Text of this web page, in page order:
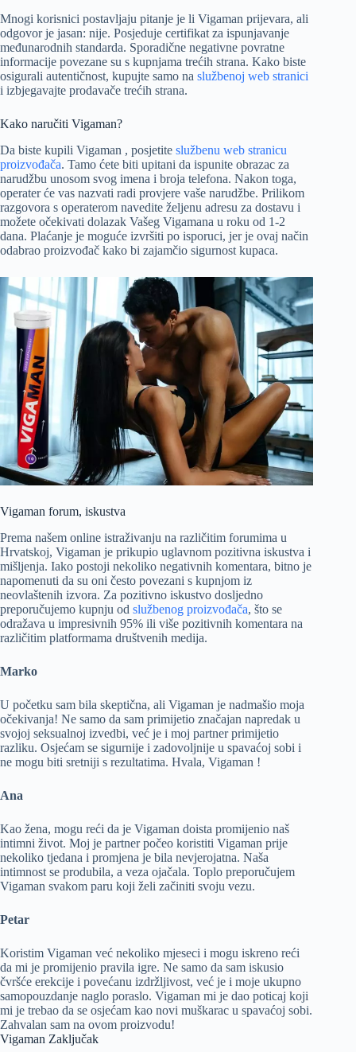
Mnogi korisnici postavljaju pitanje je li Vigaman prijevara, ali
odgovor je jasan: nije. Posjeduje certifikat za ispunjavanje
međunarodnih standarda. Sporadične negativne povratne
informacije povezane su s kupnjama trećih strana. Kako biste
osigurali autentičnost, kupujte samo na službenoj web stranici
i izbjegavajte prodavače trećih strana.
Kako naručiti Vigaman?
Da biste kupili Vigaman , posjetite službenu web stranicu
proizvođača. Tamo ćete biti upitani da ispunite obrazac za
narudžbu unosom svog imena i broja telefona. Nakon toga,
operater će vas nazvati radi provjere vaše narudžbe. Prilikom
razgovora s operaterom navedite željenu adresu za dostavu i
možete očekivati dolazak Vašeg Vigamana u roku od 1-2
dana. Plaćanje je moguće izvršiti po isporuci, jer je ovaj način
odabrao proizvođač kako bi zajamčio sigurnost kupaca.
Vigaman forum, iskustva
Prema našem online istraživanju na različitim forumima u
Hrvatskoj, Vigaman je prikupio uglavnom pozitivna iskustva i
mišljenja. Iako postoji nekoliko negativnih komentara, bitno je
napomenuti da su oni često povezani s kupnjom iz
neovlaštenih izvora. Za pozitivno iskustvo dosljedno
preporučujemo kupnju od službenog proizvođača, što se
odražava u impresivnih 95% ili više pozitivnih komentara na
različitim platformama društvenih medija.
Marko
U početku sam bila skeptična, ali Vigaman je nadmašio moja
očekivanja! Ne samo da sam primijetio značajan napredak u
svojoj seksualnoj izvedbi, već je i moj partner primijetio
razliku. Osjećam se sigurnije i zadovoljnije u spavaćoj sobi i
ne mogu biti sretniji s rezultatima. Hvala, Vigaman !
Ana
Kao žena, mogu reći da je Vigaman doista promijenio naš
intimni život. Moj je partner počeo koristiti Vigaman prije
nekoliko tjedana i promjena je bila nevjerojatna. Naša
intimnost se produbila, a veza ojačala. Toplo preporučujem
Vigaman svakom paru koji želi začiniti svoju vezu.
Petar
Koristim Vigaman već nekoliko mjeseci i mogu iskreno reći
da mi je promijenio pravila igre. Ne samo da sam iskusio
čvršće erekcije i povećanu izdržljivost, već je i moje ukupno
samopouzdanje naglo poraslo. Vigaman mi je dao poticaj koji
mi je trebao da se osjećam kao novi muškarac u spavaćoj sobi.
Zahvalan sam na ovom proizvodu!
Vigaman Zaključak